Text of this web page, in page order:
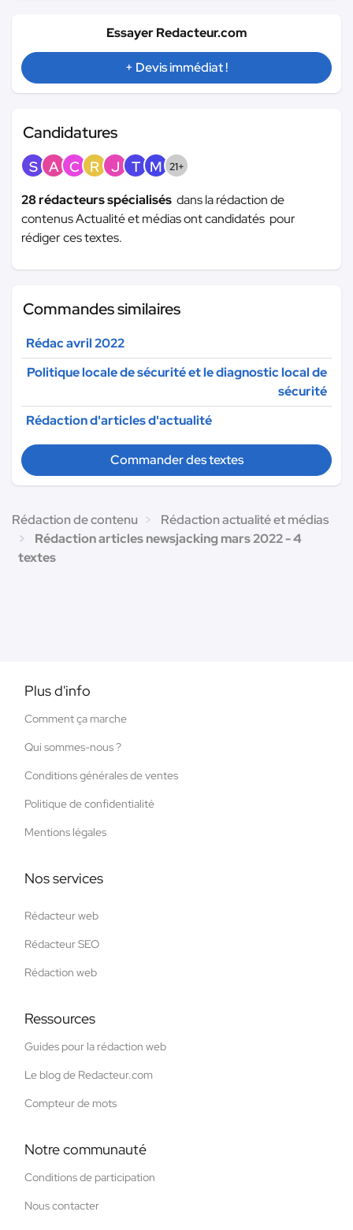
Essayer Redacteur.com
+ Devis immédiat !
Candidatures
S A C R J T M 21+
28 rédacteurs spécialisés dans la rédaction de
contenus Actualité et médias ont candidatés pour
rédiger ces textes.
Commandes similaires
Rédac avril 2022
Politique locale de sécurité et le diagnostic local de
sécurité
Rédaction d'articles d'actualité
Commander des textes
Rédaction de contenu
Rédaction actualité et médias
Rédaction articles newsjacking mars 2022 - 4
textes
Plus d'info
Comment ça marche
Qui sommes-nous ?
Conditions générales de ventes
Politique de confidentialité
Mentions légales
Nos services
Rédacteur web
Rédacteur SEO
Rédaction web
Ressources
Guides pour la rédaction web
Le blog de Redacteur.com
Compteur de mots
Notre communauté
Conditions de participation
Nous contacter